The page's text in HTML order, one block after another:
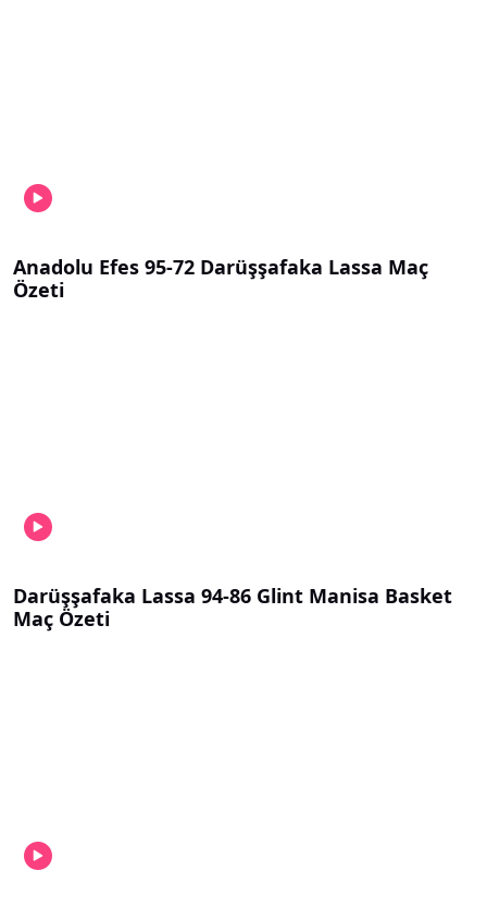
Anadolu Efes 95-72 Darüşşafaka Lassa Maç
Özeti
Darüşşafaka Lassa 94-86 Glint Manisa Basket
Maç Özeti